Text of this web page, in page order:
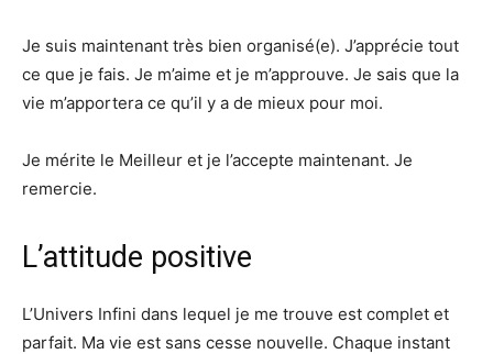
Je suis maintenant très bien organisé(e). J’apprécie tout
ce que je fais. Je m’aime et je m’approuve. Je sais que la
vie m’apportera ce qu’il y a de mieux pour moi.
Je mérite le Meilleur et je l’accepte maintenant. Je
remercie.
L’attitude positive
L’Univers Infini dans lequel je me trouve est complet et
parfait. Ma vie est sans cesse nouvelle. Chaque instant